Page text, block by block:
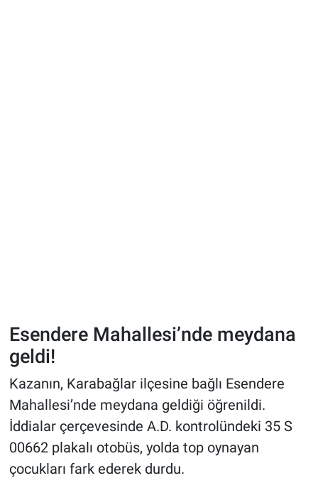
Esendere Mahallesi’nde meydana
geldi!
Kazanın, Karabağlar ilçesine bağlı Esendere
Mahallesi’nde meydana geldiği öğrenildi.
İddialar çerçevesinde A.D. kontrolündeki 35 S
00662 plakalı otobüs, yolda top oynayan
çocukları fark ederek durdu.